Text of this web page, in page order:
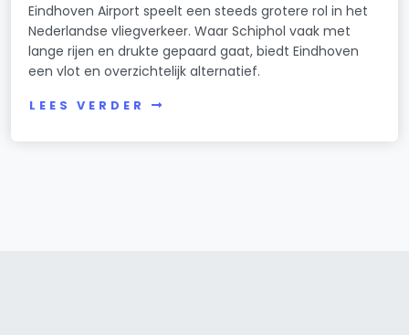
Eindhoven Airport speelt een steeds grotere rol in het
Nederlandse vliegverkeer. Waar Schiphol vaak met
lange rijen en drukte gepaard gaat, biedt Eindhoven
een vlot en overzichtelijk alternatief.
LEES VERDER